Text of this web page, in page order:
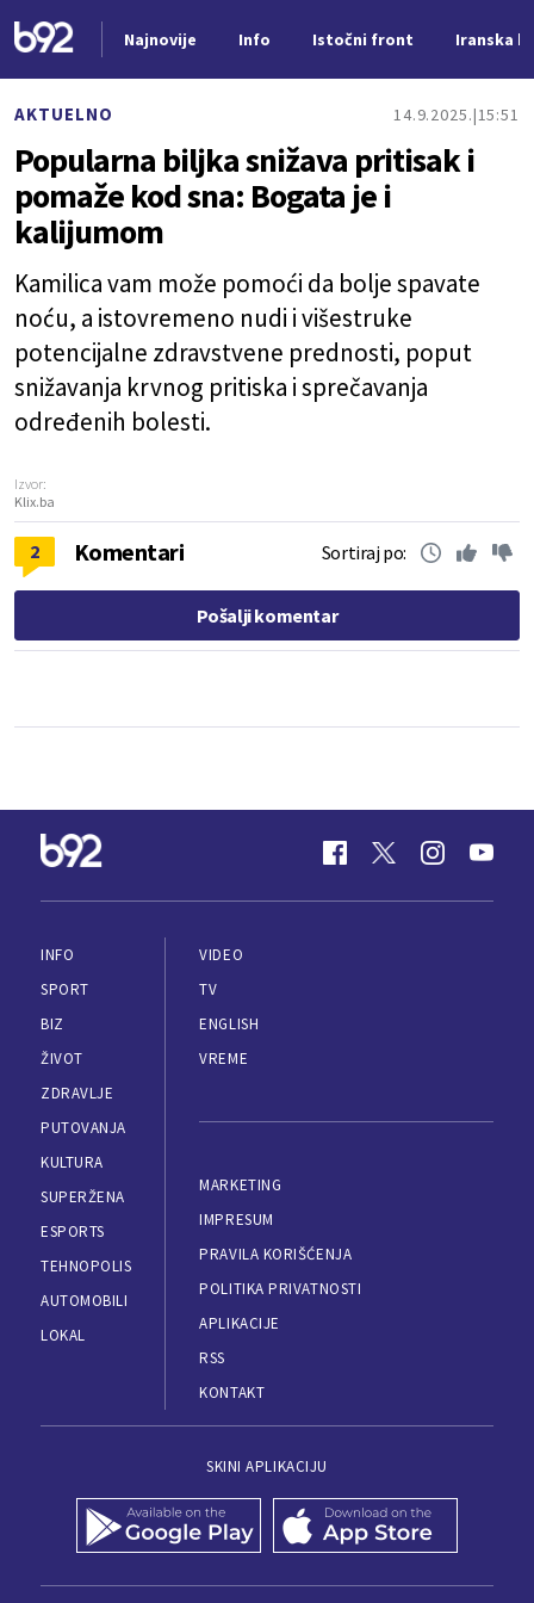
Najnovije Info Istočni front Iranska
AKTUELNO 14.9.2025. 15:51
Popularna biljka snižava pritisak i
pomaže kod sna: Bogata je i
kalijumom
Kamilica vam može pomoći da bolje spavate
noću, a istovremeno nudi i višestruke
potencijalne zdravstvene prednosti, poput
snižavanja krvnog pritiska i sprečavanja
određenih bolesti.
Izvor:
Klix.ba
2 Komentari Sortiraj po:
Pošalji komentar
INFO
SPORT
BIZ
ŽIVOT
ZDRAVLJE
PUTOVANJA
KULTURA
SUPERŽENA
ESPORTS
TEHNOPOLIS
AUTOMOBILI
LOKAL
VIDEO
TV
ENGLISH
VREME
MARKETING
IMPRESUM
PRAVILA KORIŠĆENJA
POLITIKA PRIVATNOSTI
APLIKACIJE
RSS
KONTAKT
SKINI APLIKACIJU